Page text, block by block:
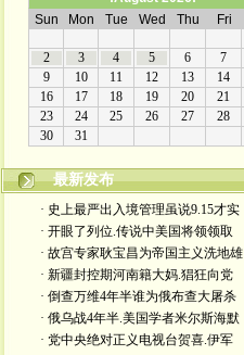
最新发布
· 史上最严出入境管理虽说9.15才实
· 开眼了列位.传说中美国将领领取
· 故宫专家耿宝昌为帝国主义洗地雄
· 新疆封控期河南籍大妈.猖狂向党
· 倒查万维4年半谁为俄布查大屠杀
· 俄乌战4年半.美国学者米尔斯海默
· 党中央绝对正义电视台贺喜.伊军